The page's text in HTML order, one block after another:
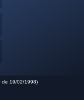
de 19/02/1998)